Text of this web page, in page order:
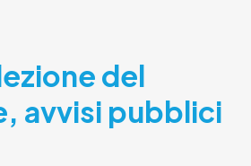
del
avvisi pubblici